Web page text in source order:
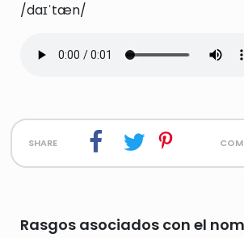
/daɪˈtæn/
share
Rasgos asociados con el